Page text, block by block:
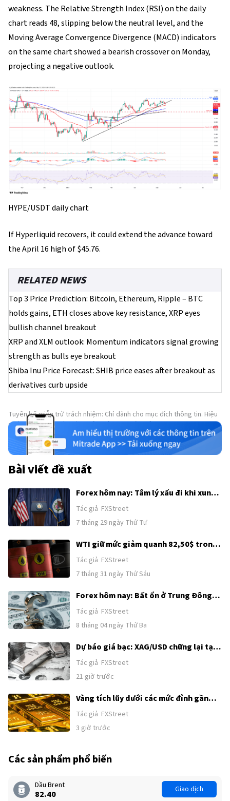
weakness. The Relative Strength Index (RSI) on the daily
chart reads 48, slipping below the neutral level, and the
Moving Average Convergence Divergence (MACD) indicators
on the same chart showed a bearish crossover on Monday,
projecting a negative outlook.
HYPE/USDT daily chart
If Hyperliquid recovers, it could extend the advance toward
the April 16 high of $45.76.
RELATED NEWS
Top 3 Price Prediction: Bitcoin, Ethereum, Ripple – BTC
holds gains, ETH closes above key resistance, XRP eyes
bullish channel breakout
XRP and XLM outlook: Momentum indicators signal growing
strength as bulls eye breakout
Shiba Inu Price Forecast: SHIB price eases after breakout as
derivatives curb upside
Tuyên bố miễn trừ trách nhiệm: Chỉ dành cho mục đích thông tin. Hiệu
suất trong quá khứ không đảm bảo cho kết quả trong tương lai.
Bài viết đề xuất
Forex hôm nay: Tâm lý xấu đi khi xung
đột Trung Đông lan rộng, sự chú ý
chuyển sang Fed
Tác giả FXStreet
7 tháng 29 ngày Thứ Tư
WTI giữ mức giảm quanh 82,50$ trong
bối cảnh hy vọng ngoại giao Mỹ-Iran
được khơi lại
Tác giả FXStreet
7 tháng 31 ngày Thứ Sáu
Forex hôm nay: Bất ổn ở Trung Đông
tiếp tục hỗ trợ USD trước loạt dữ liệu
tiếp theo của Mỹ
Tác giả FXStreet
8 tháng 04 ngày Thứ Ba
Dự báo giá bạc: XAG/USD chững lại tại
62,00$ sau đà tăng kéo dài hai ngày
Tác giả FXStreet
21 giờ trước
Vàng tích lũy dưới các mức đỉnh gần
đây khi sức mạnh của USD và kỳ vọng
Fed tăng lãi suất kìm hãm đà tăng
trước thềm công bố Bảng lương phi
Tác giả FXStreet
3 giờ trước
Các sản phẩm phổ biến
Dầu Brent
82.39 Giao dịch